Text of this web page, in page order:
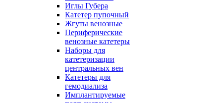
Иглы Губера
Катетер пупочный
Жгуты венозные
Периферические
венозные катетеры
Наборы для
катетеризации
центральных вен
Катетеры для
гемодиализа
Имплантируемые